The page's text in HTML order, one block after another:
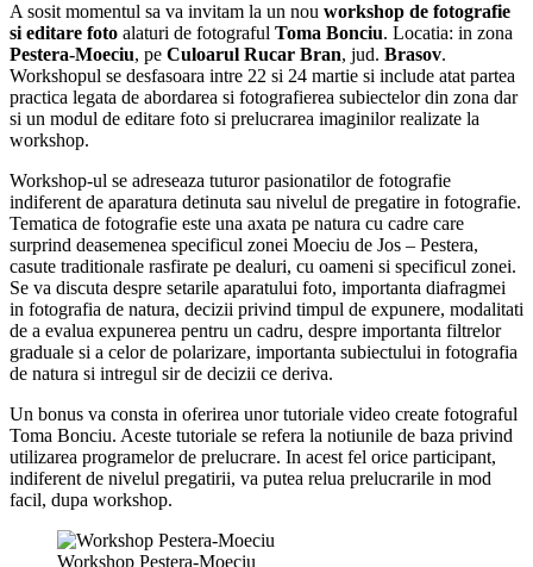
A sosit momentul sa va invitam la un nou workshop de fotografie
si editare foto alaturi de fotograful Toma Bonciu. Locatia: in zona
Pestera-Moeciu, pe Culoarul Rucar Bran, jud. Brasov.
Workshopul se desfasoara intre 22 si 24 martie si include atat partea
practica legata de abordarea si fotografierea subiectelor din zona dar
si un modul de editare foto si prelucrarea imaginilor realizate la
workshop.
Workshop-ul se adreseaza tuturor pasionatilor de fotografie
indiferent de aparatura detinuta sau nivelul de pregatire in fotografie.
Tematica de fotografie este una axata pe natura cu cadre care
surprind deasemenea specificul zonei Moeciu de Jos – Pestera,
casute traditionale rasfirate pe dealuri, cu oameni si specificul zonei.
Se va discuta despre setarile aparatului foto, importanta diafragmei
in fotografia de natura, decizii privind timpul de expunere, modalitati
de a evalua expunerea pentru un cadru, despre importanta filtrelor
graduale si a celor de polarizare, importanta subiectului in fotografia
de natura si intregul sir de decizii ce deriva.
Un bonus va consta in oferirea unor tutoriale video create fotograful
Toma Bonciu. Aceste tutoriale se refera la notiunile de baza privind
utilizarea programelor de prelucrare. In acest fel orice participant,
indiferent de nivelul pregatirii, va putea relua prelucrarile in mod
facil, dupa workshop.
Workshop Pestera-Moeciu